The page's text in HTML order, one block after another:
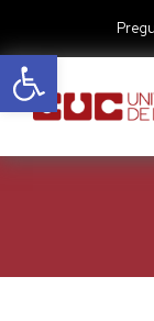
Abrir